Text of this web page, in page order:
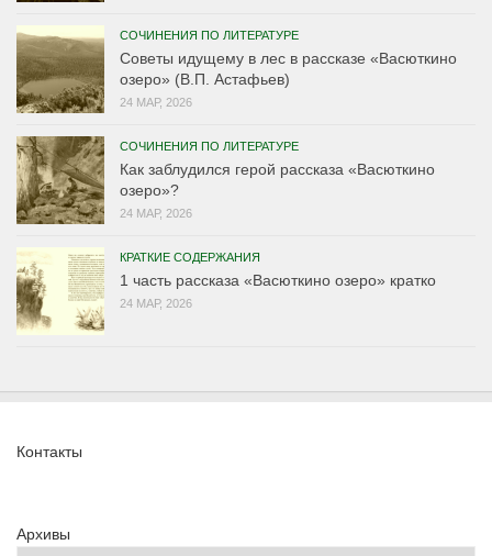
СОЧИНЕНИЯ ПО ЛИТЕРАТУРЕ
Советы идущему в лес в рассказе «Васюткино
озеро» (В.П. Астафьев)
24 МАР, 2026
СОЧИНЕНИЯ ПО ЛИТЕРАТУРЕ
Как заблудился герой рассказа «Васюткино
озеро»?
24 МАР, 2026
КРАТКИЕ СОДЕРЖАНИЯ
1 часть рассказа «Васюткино озеро» кратко
24 МАР, 2026
Контакты
Архивы